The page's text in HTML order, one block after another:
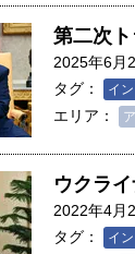
第二次
2025年6月
タグ：
イ
エリア：
ウクラ
2022年4月
タグ：
イ